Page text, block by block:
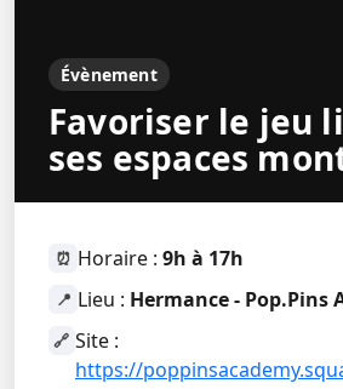
Évènement
Favoriser le jeu
ses espaces
⏰ Horaire : 9h à 17h
📍 Lieu : Hermance - Pop.Pins
🔗 Site :
https://